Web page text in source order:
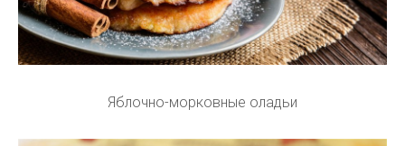
Яблочно-морковные оладьи